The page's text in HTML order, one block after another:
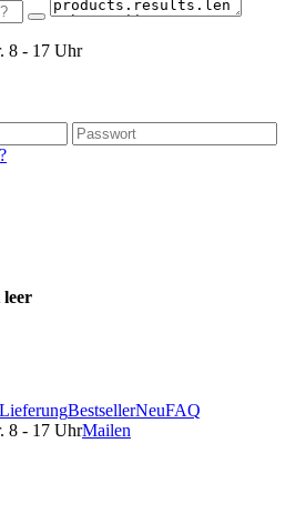
8 - 17 Uhr
BestsellerNeuFAQ
8 - 17 UhrMailen